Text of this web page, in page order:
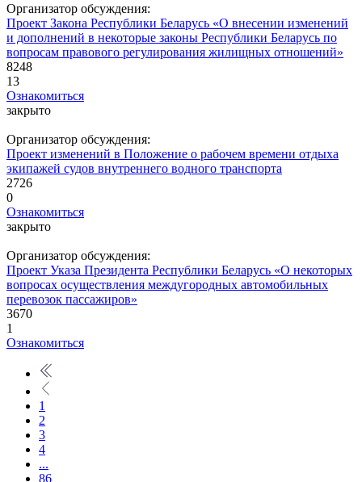
Организатор обсуждения:
Проект Закона Республики Беларусь «О внесении изменений
и дополнений в некоторые законы Республики Беларусь по
вопросам правового регулирования жилищных отношений»
8248
13
Ознакомиться
закрыто
Организатор обсуждения:
Проект изменений в Положение о рабочем времени отдыха
экипажей судов внутреннего водного транспорта
2726
0
Ознакомиться
закрыто
Организатор обсуждения:
Проект Указа Президента Республики Беларусь «О некоторых
вопросах осуществления междугородных автомобильных
перевозок пассажиров»
3670
1
Ознакомиться
1
2
3
4
...
86